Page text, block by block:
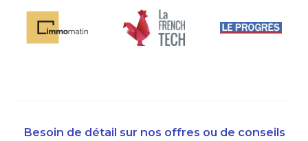
Besoin de détail sur nos offres ou de conseils